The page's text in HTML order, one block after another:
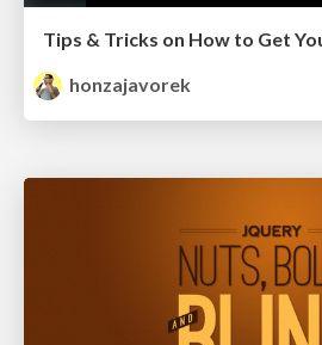
Tips & Tricks on How to Get
honzajavorek